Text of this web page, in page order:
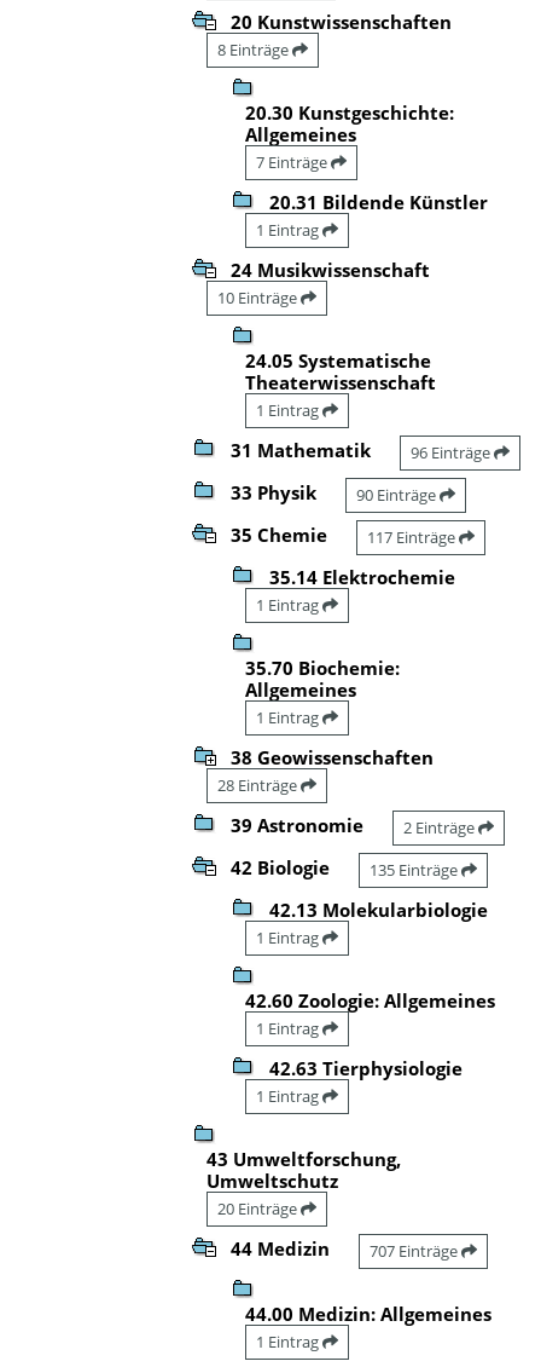
20 Kunstwissenschaften
8 Einträge
20.30 Kunstgeschichte:
Allgemeines
7 Einträge
20.31 Bildende Künstler
1 Eintrag
24 Musikwissenschaft
10 Einträge
24.05 Systematische
Theaterwissenschaft
1 Eintrag
31 Mathematik 96 Einträge
33 Physik 90 Einträge
35 Chemie 117 Einträge
35.14 Elektrochemie
1 Eintrag
35.70 Biochemie:
Allgemeines
1 Eintrag
38 Geowissenschaften
28 Einträge
39 Astronomie 2 Einträge
42 Biologie 135 Einträge
42.13 Molekularbiologie
1 Eintrag
42.60 Zoologie: Allgemeines
1 Eintrag
42.63 Tierphysiologie
1 Eintrag
43 Umweltforschung,
Umweltschutz
20 Einträge
44 Medizin 707 Einträge
44.00 Medizin: Allgemeines
1 Eintrag